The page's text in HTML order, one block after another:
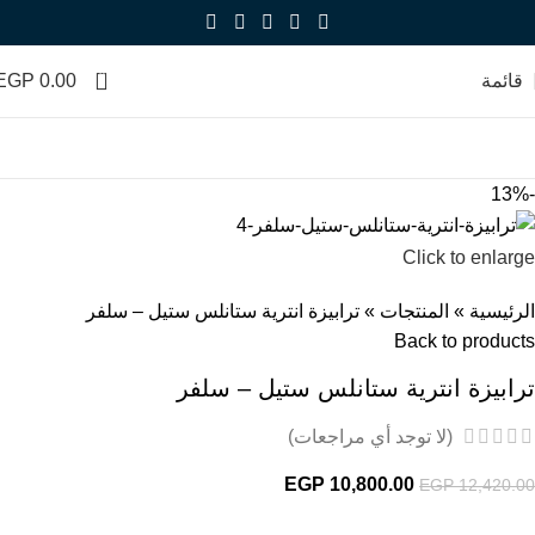
قائمة 0
0.00
-13%
Click to enlarge
الرئيسية » المنتجات » ترابيزة انترية ستانلس ستيل – سلفر
Back to products
ترابيزة انترية ستانلس ستيل – سلفر
(لا توجد أي مراجعات)
EGP12,420.00
EGP 10,800.00